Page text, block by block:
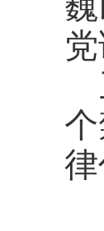
党